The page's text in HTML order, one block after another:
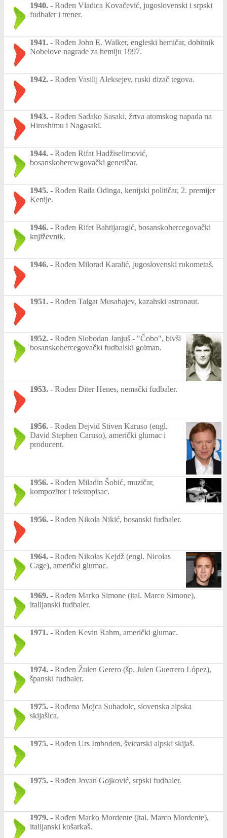
1940. - Rođen Vladica Kovačević, jugoslovenski i srpski
fudbaler i trener.
1941. - Rođen John E. Walker, engleski hemičar, dobitnik
Nobelove nagrade za hemiju 1997.
1942. - Rođen Vasilij Aleksejev, ruski dizač tegova.
1943. - Rođen Sadako Sasaki, žrtva atomskog napada na
Hiroshimu i Nagasaki.
1944. - Rođen Rifat Hadžiselimović,
bosanskohercwgovački genetičar.
1945. - Rođen Raila Odinga, kenijski političar, 2. premijer
Kenije.
1946. - Rođen Rifet Bahtijaragić, bosanskohercegovački
književnik.
1946. - Rođen Milorad Karalić, jugoslovenski rukometaš.
1951. - Rođen Talgat Musabajev, kazahski astronaut.
1952. - Rođen Slobodan Janjuš - "Čobo", bivši
bosanskohercegovački fudbalski golman.
1953. - Rođen Diter Henes, nemački fudbaler.
1956. - Rođen Dejvid Stiven Karuso (engl.
David Stephen Caruso), američki glumac i
producent.
1956. - Rođen Miladin Šobić, muzičar,
kompozitor i tekstopisac.
1956. - Rođen Nikola Nikić, bosanski fudbaler.
1964. - Rođen Nikolas Kejdž (engl. Nicolas
Cage), američki glumac.
1969. - Rođen Marko Simone (ital. Marco Simone),
italijanski fudbaler.
1971. - Rođen Kevin Rahm, američki glumac.
1974. - Rođen Žulen Gerero (šp. Julen Guerrero López),
španski fudbaler.
1975. - Rođena Mojca Suhadolc, slovenska alpska
skijašica.
1975. - Rođen Urs Imboden, švicarski alpski skijaš.
1975. - Rođen Jovan Gojković, srpski fudbaler.
1979. - Rođen Marko Mordente (ital. Marco Mordente),
italijanski košarkaš.